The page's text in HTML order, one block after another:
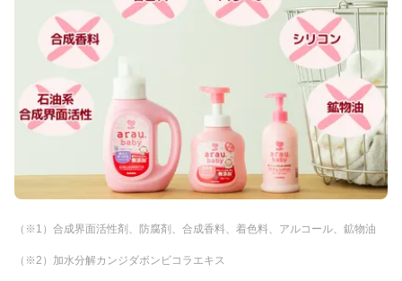
（※1）合成界面活性剤、防腐剤、合成香料、着色料、アルコール、鉱物油
（※2）加水分解カンジダボンビコラエキス